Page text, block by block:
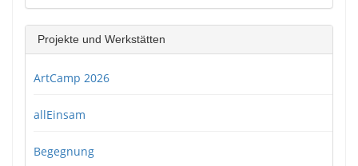
Projekte und Werkstätten
ArtCamp 2026
allEinsam
Begegnung